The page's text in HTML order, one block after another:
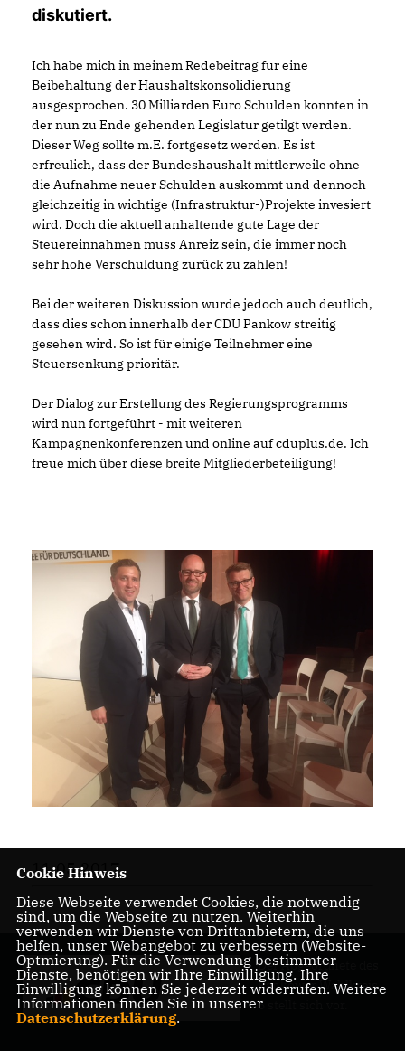
diskutiert.
Ich habe mich in meinem Redebeitrag für eine
Beibehaltung der Haushaltskonsolidierung
ausgesprochen. 30 Milliarden Euro Schulden konnten in
der nun zu Ende gehenden Legislatur getilgt werden.
Dieser Weg sollte m.E. fortgesetz werden. Es ist
erfreulich, dass der Bundeshaushalt mittlerweile ohne
die Aufnahme neuer Schulden auskommt und dennoch
gleichzeitig in wichtige (Infrastruktur-)Projekte invesiert
wird. Doch die aktuell anhaltende gute Lage der
Steuereinnahmen muss Anreiz sein, die immer noch
sehr hohe Verschuldung zurück zu zahlen!
Bei der weiteren Diskussion wurde jedoch auch deutlich,
dass dies schon innerhalb der CDU Pankow streitig
gesehen wird. So ist für einige Teilnehmer eine
Steuersenkung prioritär.
Der Dialog zur Erstellung des Regierungsprogramms
wird nun fortgeführt - mit weiteren
Kampagnenkonferenzen und online auf cduplus.de. Ich
freue mich über diese breite Mitgliederbeteiligung!
11.05.2017
Der Abgeordnete des
Pankower Wahlkreis
6 stellt sich vor.
Cookie Hinweis
Diese Webseite verwendet Cookies, die notwendig
sind, um die Webseite zu nutzen. Weiterhin
verwenden wir Dienste von Drittanbietern, die uns
helfen, unser Webangebot zu verbessern (Website-
Optmierung). Für die Verwendung bestimmter
Dienste, benötigen wir Ihre Einwilligung. Ihre
Einwilligung können Sie jederzeit widerrufen. Weitere
Informationen finden Sie in unserer
Datenschutzerklärung.